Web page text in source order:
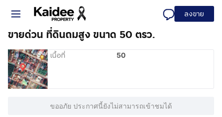
ลงขาย
ขายด่วน ที่ดินถมสูง ขนาด 50 ตรว.
เนื้อที่ 50
ขออภัย ประกาศนี้ยังไม่สามารถเข้าชมได้